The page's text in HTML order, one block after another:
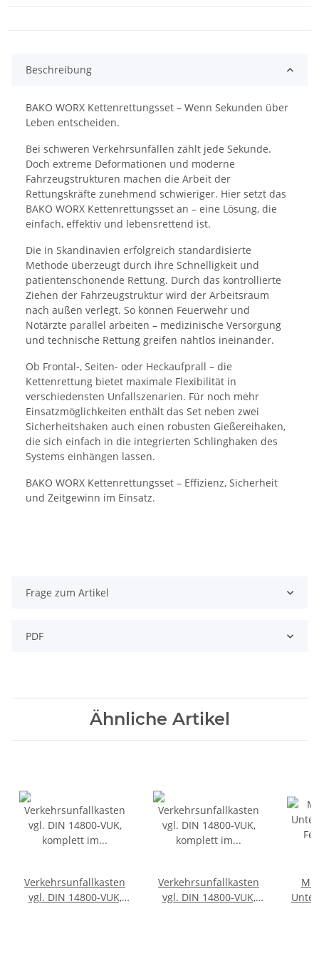
Beschreibung
BAKO WORX Kettenrettungsset – Wenn Sekunden über
Leben entscheiden.
Bei schweren Verkehrsunfällen zählt jede Sekunde.
Doch extreme Deformationen und moderne
Fahrzeugstrukturen machen die Arbeit der
Rettungskräfte zunehmend schwieriger. Hier setzt das
BAKO WORX Kettenrettungsset an – eine Lösung, die
einfach, effektiv und lebensrettend ist.
Die in Skandinavien erfolgreich standardisierte
Methode überzeugt durch ihre Schnelligkeit und
patientenschonende Rettung. Durch das kontrollierte
Ziehen der Fahrzeugstruktur wird der Arbeitsraum
nach außen verlegt. So können Feuerwehr und
Notärzte parallel arbeiten – medizinische Versorgung
und technische Rettung greifen nahtlos ineinander.
Ob Frontal-, Seiten- oder Heckaufprall – die
Kettenrettung bietet maximale Flexibilität in
verschiedensten Unfallszenarien. Für noch mehr
Einsatzmöglichkeiten enthält das Set neben zwei
Sicherheitshaken auch einen robusten Gießereihaken,
die sich einfach in die integrierten Schlinghaken des
Systems einhängen lassen.
BAKO WORX Kettenrettungsset – Effizienz, Sicherheit
und Zeitgewinn im Einsatz.
Frage zum Artikel
PDF
Ähnliche Artikel
Verkehrsunfallkasten
vgl. DIN 14800-VUK,
Verkehrsunfallkasten
vgl. DIN 14800-VUK,